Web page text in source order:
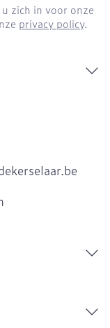
zich in voor onze
privacy policy.